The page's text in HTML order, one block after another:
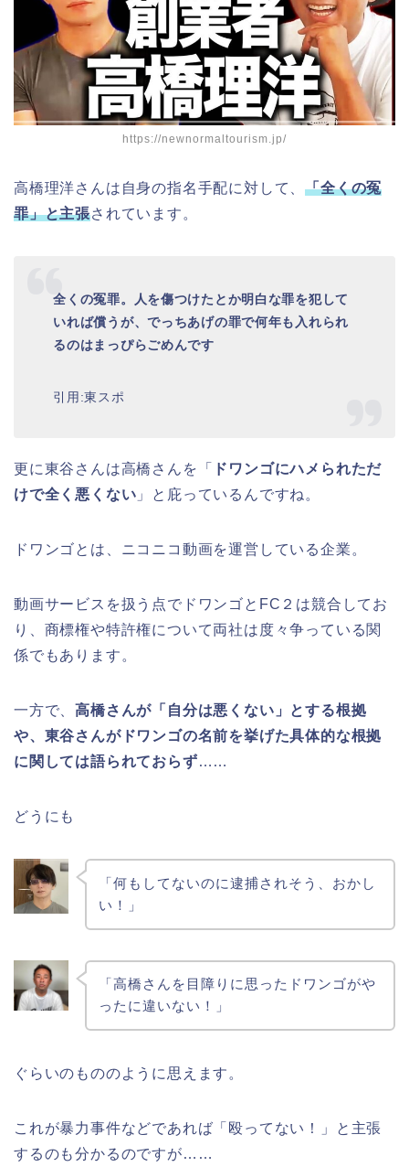
https://newnormaltourism.jp/
高橋理洋さんは自身の指名手配に対して、「全くの冤
罪」と主張されています。
全くの冤罪。人を傷つけたとか明白な罪を犯して
いれば償うが、でっちあげの罪で何年も入れられ
るのはまっぴらごめんです
引用:東スポ
更に東谷さんは高橋さんを「
ドワンゴにハメられただ
けで全く悪くない 」と庇っているんですね。
ドワンゴとは、ニコニコ動画を運営している企業。
動画サービスを扱う点でドワンゴとFC２は競合してお
り、商標権や特許権について両社は度々争っている関
係でもあります。
一方で、高橋さんが「自分は悪くない」とする根拠
や、東谷さんがドワンゴの名前を挙げた具体的な根拠
に関しては語られておらず……
どうにも
「何もしてないのに逮捕されそう、おかし
い！」
「高橋さんを目障りに思ったドワンゴがや
ったに違いない！」
ぐらいのもののように思えます。
これが暴力事件などであれば「殴ってない！」と主張
するのも分かるのですが……